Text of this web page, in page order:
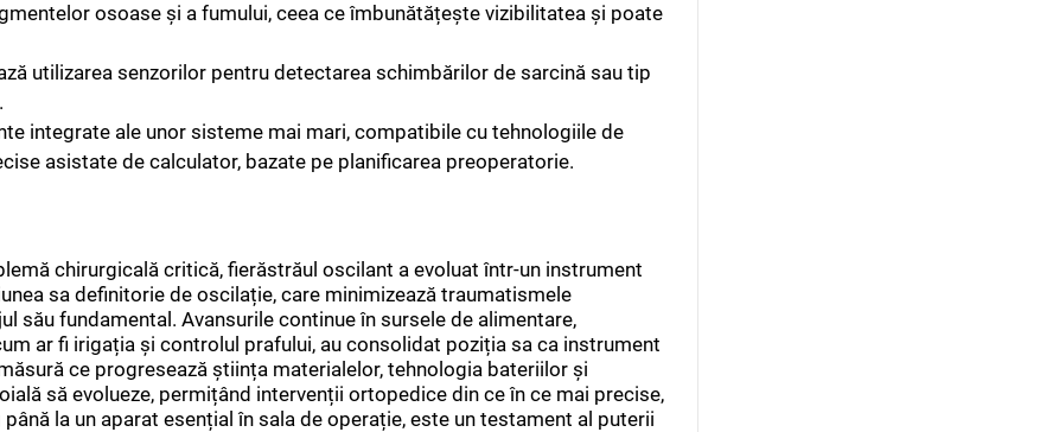
osoase și a fumului, ceea ce îmbunătățește vizibilitatea și poate
utilizarea senzorilor pentru detectarea schimbărilor de sarcină sau tip
integrate ale unor sisteme mai mari, compatibile cu tehnologiile de
asistate de calculator, bazate pe planificarea preoperatorie.
chirurgicală critică, fierăstrăul oscilant a evoluat într-un instrument
sa definitorie de oscilație, care minimizează traumatismele
său fundamental. Avansurile continue în sursele de alimentare,
ar fi irigația și controlul prafului, au consolidat poziția sa ca instrument
ce progresează știința materialelor, tehnologia bateriilor și
să evolueze, permițând intervenții ortopedice din ce în ce mai precise,
la un aparat esențial în sala de operație, este un testament al puterii